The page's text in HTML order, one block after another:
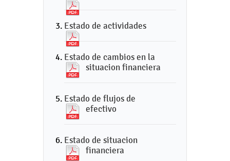
Estado de actividades
Estado de cambios en la
situacion financiera
Estado de flujos de
efectivo
Estado de situacion
financiera